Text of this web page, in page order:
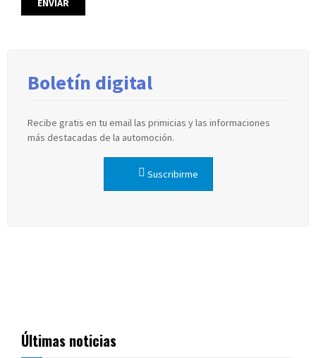
Boletín digital
Recibe gratis en tu email las primicias y las informaciones
más destacadas de la automoción.
Suscribirme
Últimas noticias